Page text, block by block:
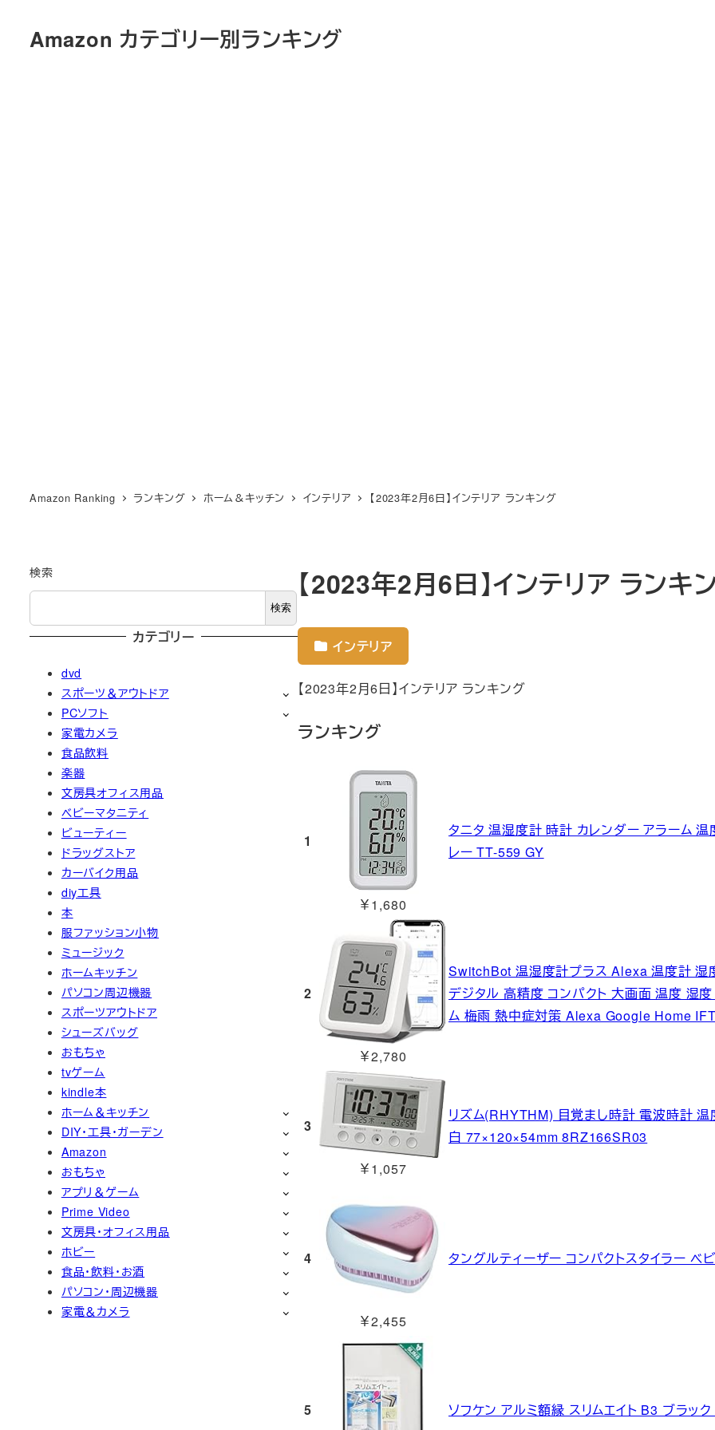
Amazon カテゴリー別ランキング
Amazon Ranking ランキング ホーム＆キッチン インテリア 【2023年2月6日】インテリア ランキング
【2023年2月6日】インテリア ランキ
インテリア
【2023年2月6日】インテリア ランキング
ランキング
1
￥1,680
タニタ 温湿度計 時計 カレンダー アラーム
レー TT-559 GY
2
￥2,780
SwitchBot 温湿度計プラス Alexa 温度計 湿
デジタル 高精度 コンパクト 大画面 温度 湿
ム 梅雨 熱中症対策 Alexa Google Home
3
￥1,057
リズム(RHYTHM) 目覚まし時計 電波時計 温
白 77×120×54mm 8RZ166SR03
4
￥2,455
タングルティーザー コンパクトスタイラー ベ
5 ソフケン アルミ額縁 スリムエイト B3 ブラッ
検索
検索
カテゴリー
dvd
スポーツ＆アウトドア
PCソフト
家電カメラ
食品飲料
楽器
文房具オフィス用品
ベビーマタニティ
ビューティー
ドラッグストア
カーバイク用品
diy工具
本
服ファッション小物
ミュージック
ホームキッチン
パソコン周辺機器
スポーツアウトドア
シューズバッグ
おもちゃ
tvゲーム
kindle本
ホーム＆キッチン
DIY・工具・ガーデン
Amazon
おもちゃ
アプリ＆ゲーム
Prime Video
文房具・オフィス用品
ホビー
食品・飲料・お酒
パソコン・周辺機器
家電＆カメラ